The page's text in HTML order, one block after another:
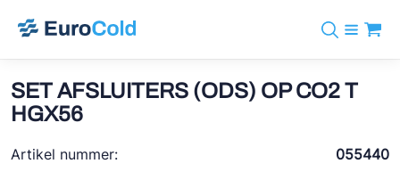
info@eurocold.nl
Merken
BOCK
Koudemiddelen
Diensten
Nieuws
Over ons
SET AFSLUITERS (ODS) OP CO2 T
HGX56
Artikel nummer:
055440